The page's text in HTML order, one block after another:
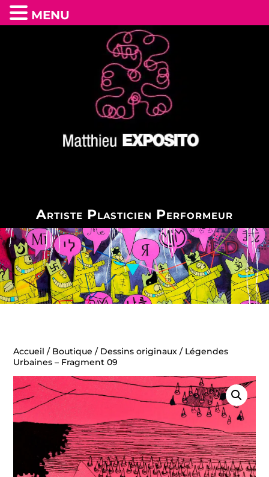
Artiste Plasticien Performeur
Accueil / Boutique / Dessins originaux / Légendes
Urbaines – Fragment 09
MENU